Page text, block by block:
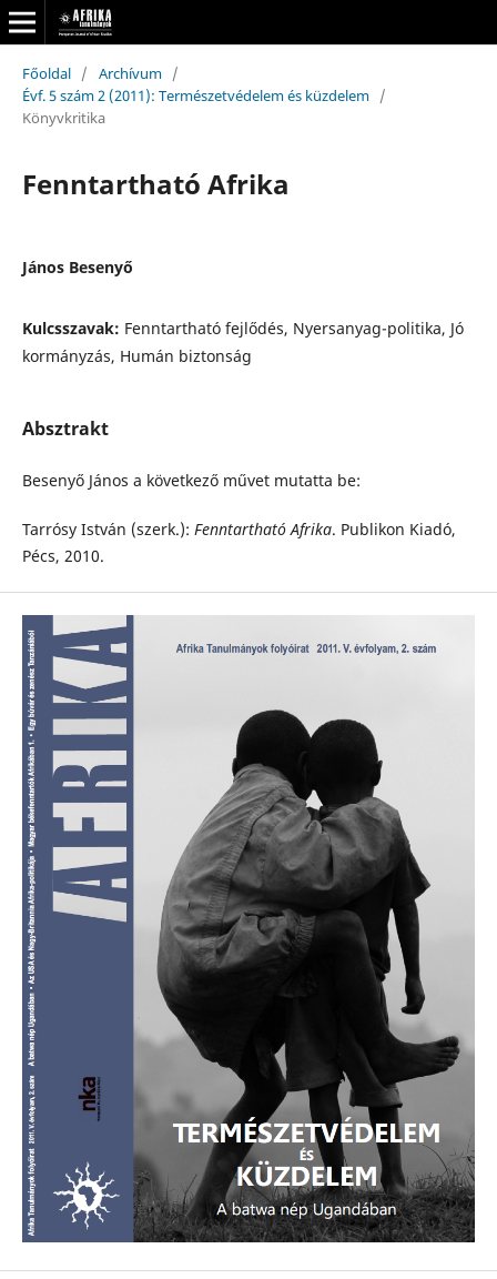
Főoldal / Archívum /
Évf. 5 szám 2 (2011): Természetvédelem és küzdelem /
Könyvkritika
Fenntartható Afrika
János Besenyő
Kulcsszavak: Fenntartható fejlődés, Nyersanyag-politika, Jó
kormányzás, Humán biztonság
Absztrakt
Besenyő János a következő művet mutatta be:
Tarrósy István (szerk.): Fenntartható Afrika. Publikon Kiadó,
Pécs, 2010.